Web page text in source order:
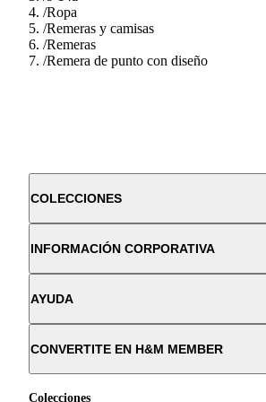
/Ropa
/Remeras y camisas
/Remeras
/Remera de punto con diseño
COLECCIONES
INFORMACIÓN CORPORATIVA
AYUDA
CONVERTITE EN H&M MEMBER
Colecciones